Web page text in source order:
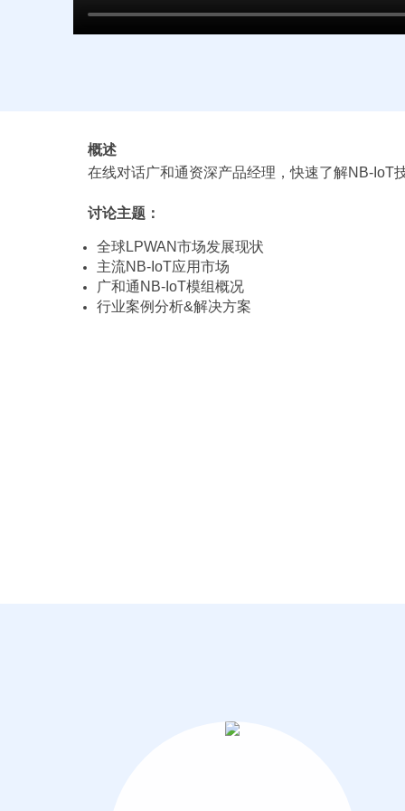
概述
在线对话广和通资深产品经理，快速了解NB-IoT
讨论主题：
全球LPWAN市场发展现状
主流NB-IoT应用市场
广和通NB-IoT模组概况
行业案例分析&解决方案